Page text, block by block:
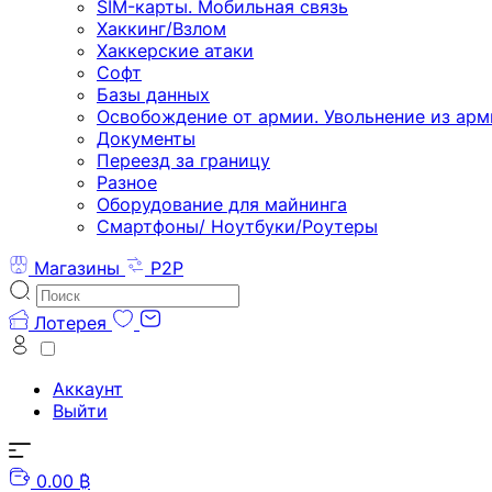
SIM-карты. Мобильная связь
Хаккинг/Взлом
Хаккерские атаки
Софт
Базы данных
Освобождение от армии. Увольнение из
Документы
Переезд за границу
Разное
Оборудование для майнинга
Смартфоны/ Ноутбуки/Роутеры
Магазины
P2P
Лотерея
Аккаунт
Выйти
0.00 ₿